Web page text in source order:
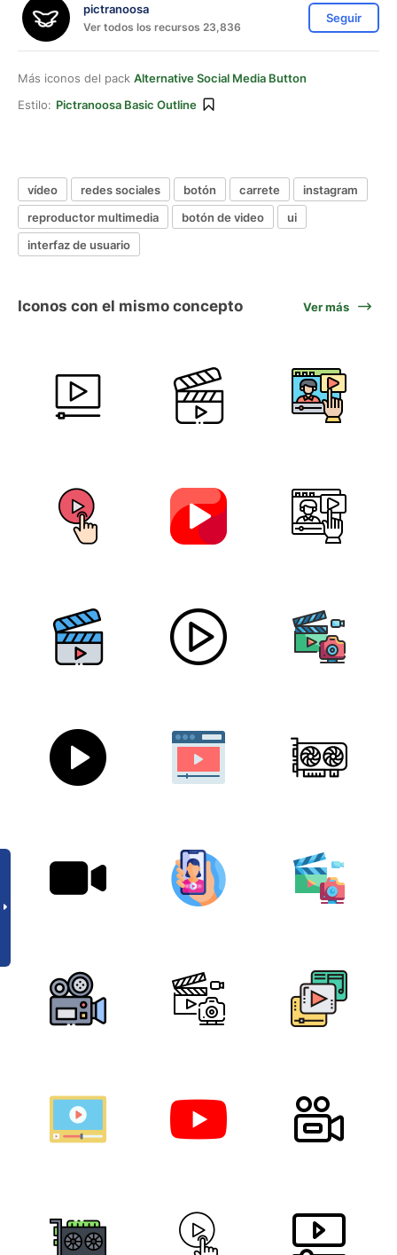
pictranoosa
Ver todos los recursos 23,836
Seguir
Más iconos del pack Alternative Social Media Button
Estilo: Pictranoosa Basic Outline
vídeo redes sociales botón carrete
instagram
reproductor multimedia
botón de video
ui
interfaz de usuario
Iconos con el mismo concepto Ver más